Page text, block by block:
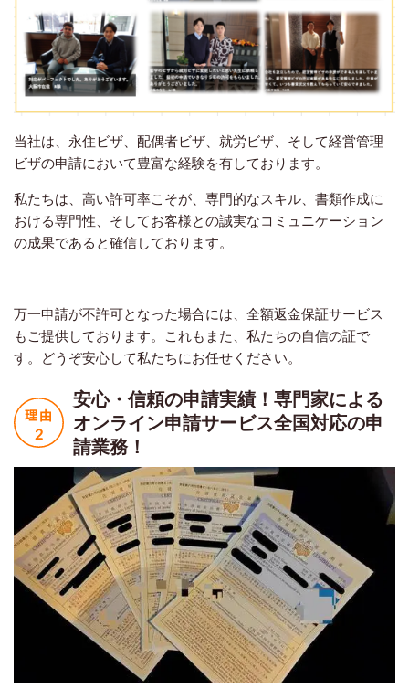
当社は、永住ビザ、配偶者ビザ、就労ビザ、そして経営管理
ビザの申請において豊富な経験を有しております。
私たちは、高い許可率こそが、専門的なスキル、書類作成に
おける専門性、そしてお客様との誠実なコミュニケーション
の成果であると確信しております。
万一申請が不許可となった場合には、全額返金保証サービス
もご提供しております。これもまた、私たちの自信の証で
す。どうぞ安心して私たちにお任せください。
安心・信頼の申請実績！ 専門家による
オンライン申請サービス全国対応の申
請業務！